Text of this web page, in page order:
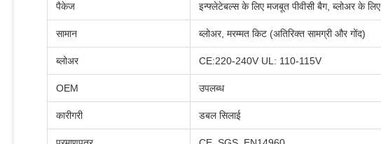
पैकेज इन्फ्लेटेबल्स के लिए मजबूत पीवीसी बैग, ब्लोअर के लिए
सामान ब्लोअर, मरम्मत किट (अतिरिक्त सामग्री और गोंद)
ब्लोअर CE:220-240V UL: 110-115V
OEM उपलब्ध
कारीगरी डबल सिलाई